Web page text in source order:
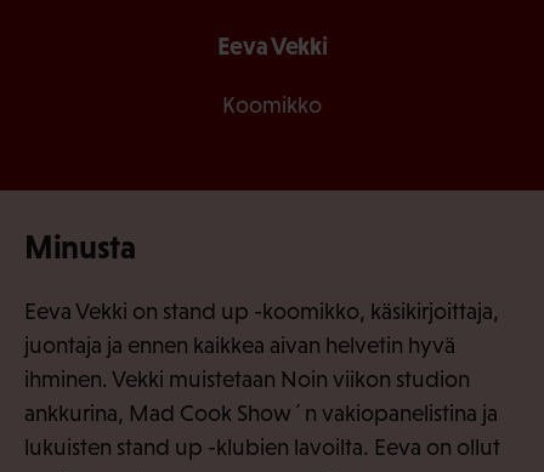
Eeva Vekki
Koomikko
Minusta
Eeva Vekki on stand up -koomikko, käsikirjoittaja,
juontaja ja ennen kaikkea aivan helvetin hyvä
ihminen. Vekki muistetaan Noin viikon studion
ankkurina, Mad Cook Show´n vakiopanelistina ja
lukuisten stand up -klubien lavoilta. Eeva on ollut